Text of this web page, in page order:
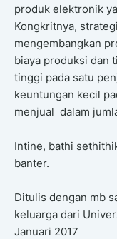
produk elektronik
Kongkritnya,
mengembangkan
biaya produksi dan
tinggi pada satu
keuntungan kecil
menjual dalam
Intine, bathi
banter.
Ditulis dengan mb
keluarga dari
Januari 2017